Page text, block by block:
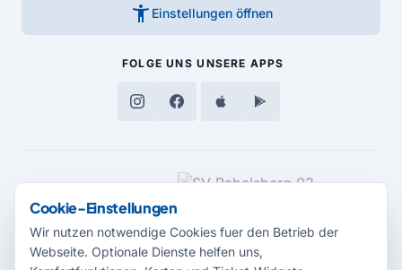
accessibility_new Einstellungen öffnen
FOLGE UNS UNSERE APPS
MEDIENPARTNER
Cookie-Einstellungen
Wir nutzen notwendige Cookies fuer den Betrieb der
Webseite. Optionale Dienste helfen uns,